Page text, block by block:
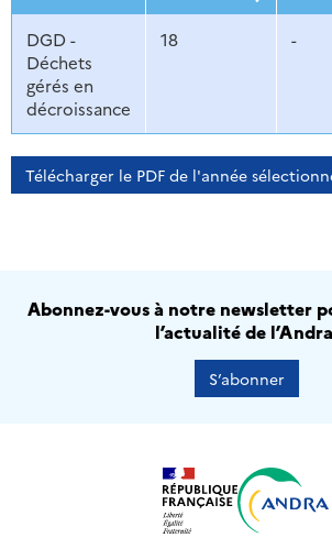
DGD -
Déchets
gérés en
décroissance
18 -
Télécharger le PDF de l'année
Abonnez-vous à notre newsletter
l’actualité de
S’abonner